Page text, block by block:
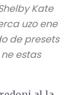
Kate
uzo ene
de presets
estas